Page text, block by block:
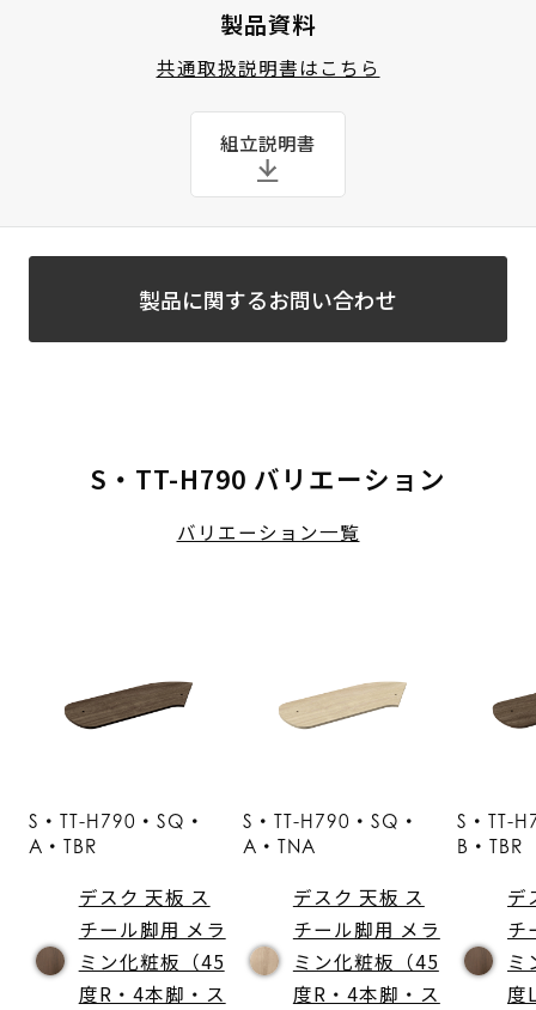
製品資料
共通取扱説明書はこちら
組立説明書
製品に関するお問い合わせ
S・TT-H790 バリエーション
バリエーション一覧
S・TT-H790・SQ・
A・TBR
デスク 天板 ス
チール脚用 メラ
ミン化粧板（45
度R・4本脚・ス
S・TT-H790・SQ・
A・TNA
デスク 天板 ス
チール脚用 メラ
ミン化粧板（45
度R・4本脚・ス
S・TT-
B・TBR
デ
チ
ミ
度